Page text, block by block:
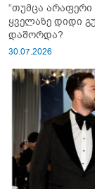
“თუმცა არაფერი
ყველაზე დიდი
დაშორდა?
30.07.2026